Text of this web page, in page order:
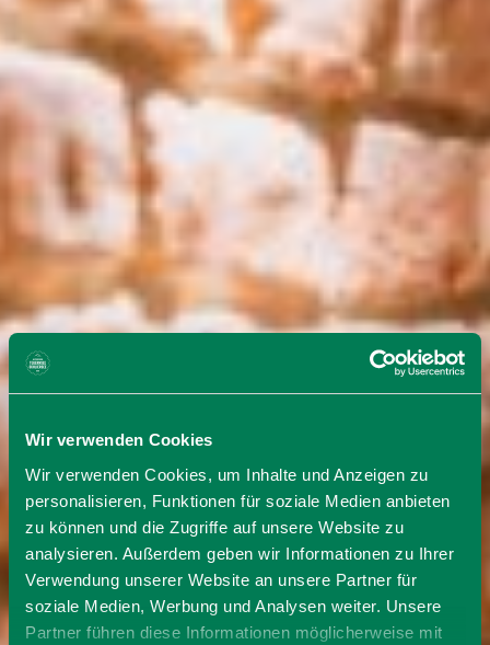
Wir verwenden Cookies
Wir verwenden Cookies, um Inhalte und Anzeigen zu
personalisieren, Funktionen für soziale Medien anbieten
zu können und die Zugriffe auf unsere Website zu
analysieren. Außerdem geben wir Informationen zu Ihrer
Verwendung unserer Website an unsere Partner für
soziale Medien, Werbung und Analysen weiter. Unsere
Partner führen diese Informationen möglicherweise mit